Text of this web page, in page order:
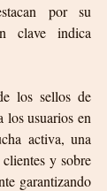
por su
clave indica
los sellos de
los usuarios en
activa, una
y sobre
garantizando